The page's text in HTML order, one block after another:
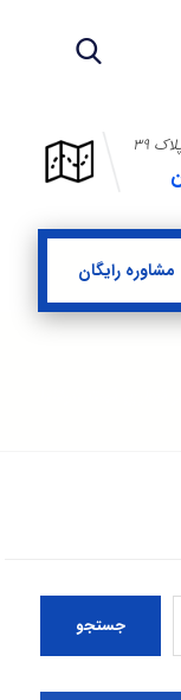
۳۹
مشاوره رایگان
جستجو